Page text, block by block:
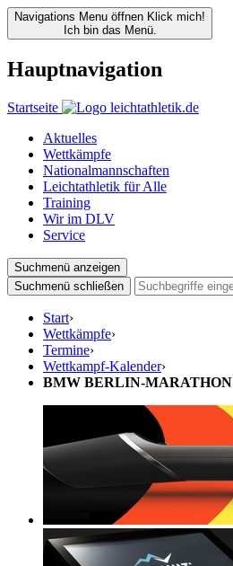
Navigations Menu öffnen Klick mich!
Ich bin das Menü.
Hauptnavigation
Startseite
Aktuelles
Wettkämpfe
Nationalmannschaften
Leichtathletik für Alle
Training
Wir im DLV
Service
Suchmenü anzeigen
Suchmenü schließen
Start›
Wettkämpfe›
Termine›
Wettkampf-Kalender›
BMW BERLIN-MARATHON